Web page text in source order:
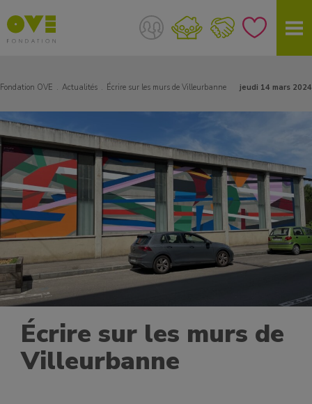
Fondation OVE Actualités Écrire sur les murs de Villeurbanne jeudi 14 mars 2024
Écrire sur les murs de
Villeurbanne